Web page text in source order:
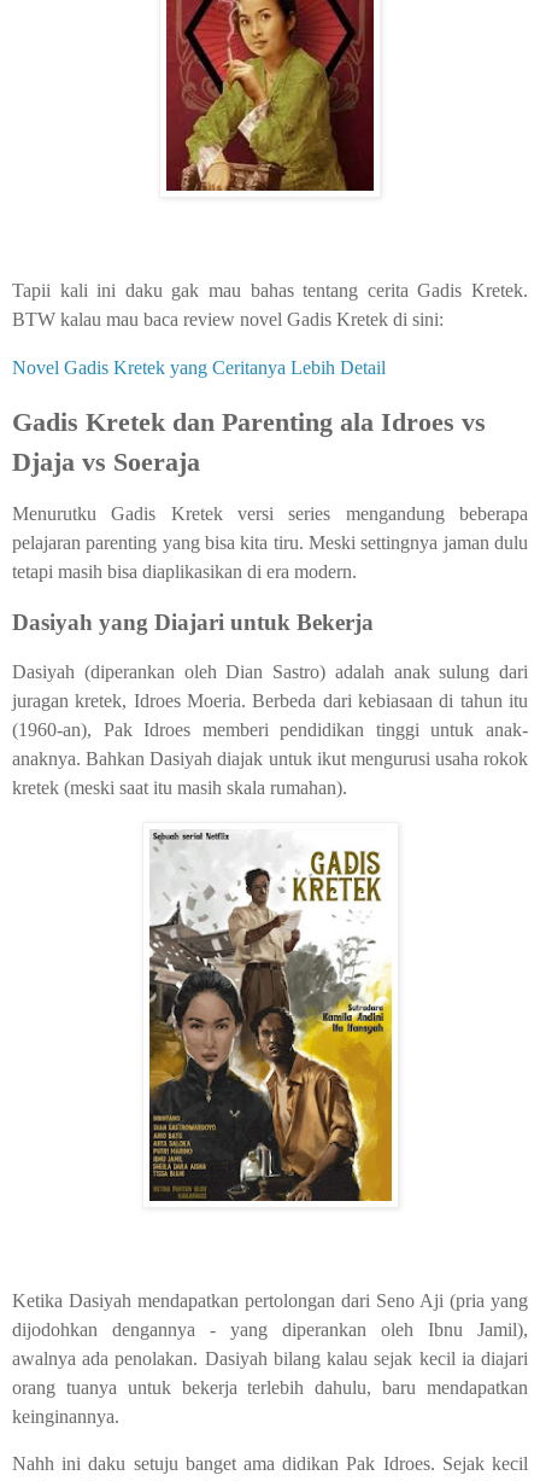
Tapii kali ini daku gak mau bahas tentang cerita Gadis Kretek.
BTW kalau mau baca review novel Gadis Kretek di sini:
Novel Gadis Kretek yang Ceritanya Lebih Detail
Gadis Kretek dan Parenting ala Idroes vs
Djaja vs Soeraja
Menurutku Gadis Kretek versi series mengandung beberapa
pelajaran parenting yang bisa kita tiru. Meski settingnya jaman dulu
tetapi masih bisa diaplikasikan di era modern.
Dasiyah yang Diajari untuk Bekerja
Dasiyah (diperankan oleh Dian Sastro) adalah anak sulung dari
juragan kretek, Idroes Moeria. Berbeda dari kebiasaan di tahun itu
(1960-an), Pak Idroes memberi pendidikan tinggi untuk anak-
anaknya. Bahkan Dasiyah diajak untuk ikut mengurusi usaha rokok
kretek (meski saat itu masih skala rumahan).
Ketika Dasiyah mendapatkan pertolongan dari Seno Aji (pria yang
dijodohkan dengannya - yang diperankan oleh Ibnu Jamil),
awalnya ada penolakan. Dasiyah bilang kalau sejak kecil ia diajari
orang tuanya untuk bekerja terlebih dahulu, baru mendapatkan
keinginannya.
Nahh ini daku setuju banget ama didikan Pak Idroes. Sejak kecil